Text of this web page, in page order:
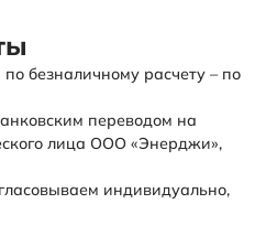
безналичному расчету – по
переводом на
лица ООО «Энерджи»,
индивидуально,